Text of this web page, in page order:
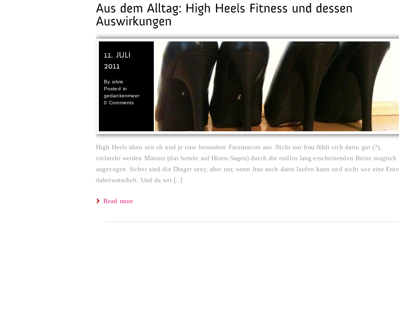
Bysilvie
Posted in
gedankenmeer
0 Comments
High Heels üben seit eh und je eine besondere Faszination aus. Nicht nur frau fühlt sich darin gut (?),
vielmehr werden Männer (das beruht auf Hören-Sagen) durch die endlos lang-erscheinenden Beine magisch
angezogen. Sicher sind die Dinger sexy, aber nur, wenn frau auch darin laufen kann und nicht wie eine Ente
daherwatschelt. Und da wir [...]
Read more